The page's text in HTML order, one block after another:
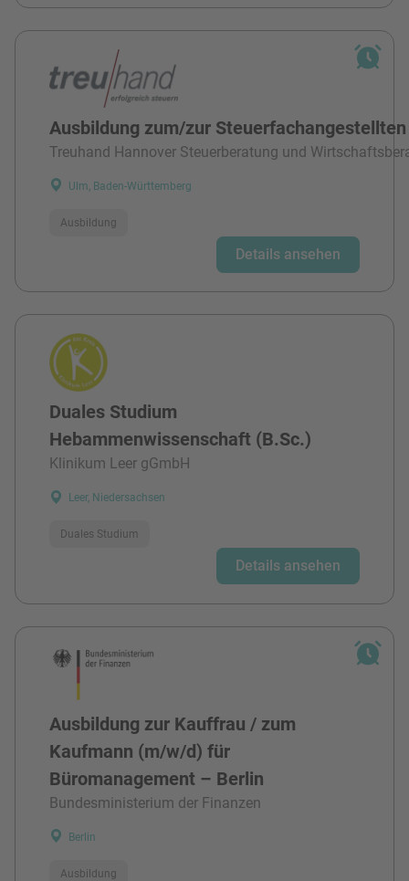
Ausbildung zum/zur
Treuhand Hannover Steuerberatung und
Ulm, Baden-Württemberg
Ausbildung
Details ansehen
Duales Studium
Hebammenwissenschaft (B.Sc.)
Klinikum Leer gGmbH
Leer, Niedersachsen
Duales Studium
Details ansehen
Ausbildung zur Kauffrau / zum
Kaufmann (m/w/d) für
Büromanagement – Berlin
Bundesministerium der Finanzen
Berlin
Ausbildung